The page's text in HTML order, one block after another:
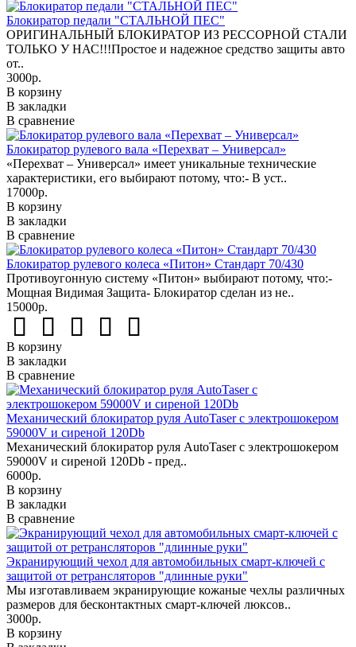
Блокиратор педали "СТАЛЬНОЙ ПЕС"
ОРИГИНАЛЬНЫЙ БЛОКИРАТОР ИЗ РЕССОРНОЙ СТАЛИ
ТОЛЬКО У НАС!!!Простое и надежное средство защиты авто
от..
3000р.
В корзину
В закладки
В сравнение
Блокиратор рулевого вала «Перехват – Универсал»
«Перехват – Универсал» имеет уникальные технические
характеристики, его выбирают потому, что:- В уст..
17000р.
В корзину
В закладки
В сравнение
Блокиратор рулевого колеса «Питон» Стандарт 70/430
Противоугонную систему «Питон» выбирают потому, что:-
Мощная Видимая Защита- Блокиратор сделан из не..
15000р.
В корзину
В закладки
В сравнение
Механический блокиратор руля AutoTaser с электрошокером
59000V и сиреной 120Db
Механический блокиратор руля AutoTaser с электрошокером
59000V и сиреной 120Db - пред..
6000р.
В корзину
В закладки
В сравнение
Экранирующий чехол для автомобильных смарт-ключей с
защитой от ретрансляторов "длинные руки"
Мы изготавливаем экранирующие кожаные чехлы различных
размеров для бесконтактных смарт-ключей люксов..
3000р.
В корзину